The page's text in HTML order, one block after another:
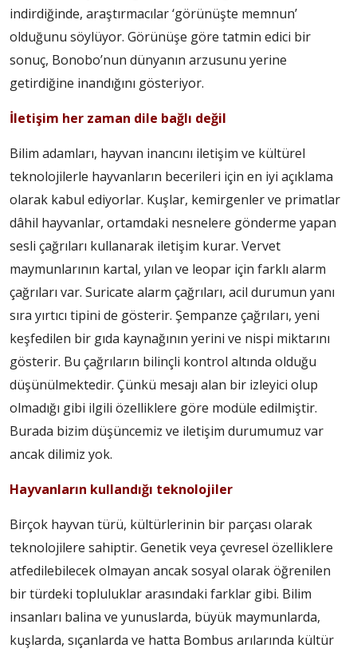
indirdiğinde, araştırmacılar ‘görünüşte memnun’
olduğunu söylüyor. Görünüşe göre tatmin edici bir
sonuç, Bonobo’nun dünyanın arzusunu yerine
getirdiğine inandığını gösteriyor.
İletişim her zaman dile bağlı değil
Bilim adamları, hayvan inancını iletişim ve kültürel
teknolojilerle hayvanların becerileri için en iyi açıklama
olarak kabul ediyorlar. Kuşlar, kemirgenler ve primatlar
dâhil hayvanlar, ortamdaki nesnelere gönderme yapan
sesli çağrıları kullanarak iletişim kurar. Vervet
maymunlarının kartal, yılan ve leopar için farklı alarm
çağrıları var. Suricate alarm çağrıları, acil durumun yanı
sıra yırtıcı tipini de gösterir. Şempanze çağrıları, yeni
keşfedilen bir gıda kaynağının yerini ve nispi miktarını
gösterir. Bu çağrıların bilinçli kontrol altında olduğu
düşünülmektedir. Çünkü mesajı alan bir izleyici olup
olmadığı gibi ilgili özelliklere göre modüle edilmiştir.
Burada bizim düşüncemiz ve iletişim durumumuz var
ancak dilimiz yok.
Hayvanların kullandığı teknolojiler
Birçok hayvan türü, kültürlerinin bir parçası olarak
teknolojilere sahiptir. Genetik veya çevresel özelliklere
atfedilebilecek olmayan ancak sosyal olarak öğrenilen
bir türdeki topluluklar arasındaki farklar gibi. Bilim
insanları balina ve yunuslarda, büyük maymunlarda,
kuşlarda, sıçanlarda ve hatta Bombus arılarında kültür